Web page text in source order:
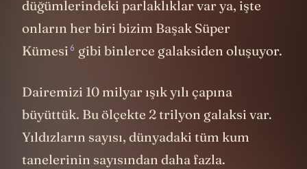
düğümlerindeki parlaklıklar var ya, işte
onların her biri bizim Başak Süper
Kümesi6 gibi binlerce galaksiden oluşuyor.
Dairemizi 10 milyar ışık yılı çapına
büyüttük. Bu ölçekte 2 trilyon galaksi var.
Yıldızların sayısı, dünyadaki tüm kum
tanelerinin sayısından daha fazla.